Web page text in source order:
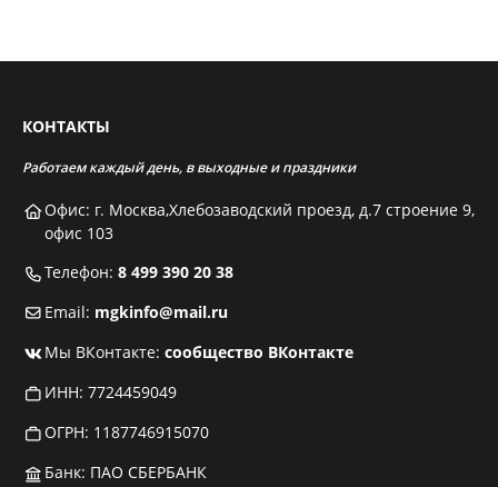
КОНТАКТЫ
Работаем каждый день, в выходные и праздники
Офис: г. Москва,Хлебозаводский проезд, д.7 строение 9,
офис 103
Телефон: 8 499 390 20 38
Email: mgkinfo@mail.ru
Мы ВКонтакте: сообщество ВКонтакте
ИНН: 7724459049
ОГРН: 1187746915070
Банк: ПАО СБЕРБАНК